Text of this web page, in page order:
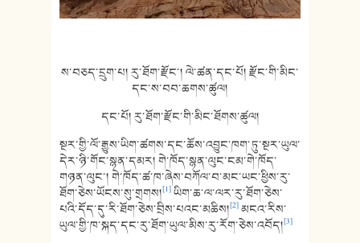
ས་བཅད་དྲུག་པ། རུ་ཐོག་རྫོང་། ལེ་ཚན་དང་པོ། རྫོང་གི་མིང་
དང་ས་བབ་ཆགས་ཚུལ།
དང་པོ། རུ་ཐོག་རྫོང་གི་མིང་ཐོགས་ཚུལ།
སྔར་གྱི་ལོ་རྒྱུས་ཡིག་ཚགས་དང་ཆོས་འབྱུང་ཁག་ཏུ་སྔར་ཡུལ་
དེར་ཉི་གོང་སྙན་དམར། གེ་ཁོད་སྙན་ལུང་ངམ་གེ་ཁོད་
གཉན་ལུང་། གེ་ཁོད་ཚ་ཁ་ཞེས་བཀོལ་བ་མང་ཡང་ཕྱིས་རུ་
ཐོག་ཅེས་ཡོངས་སུ་གྲགས།[1]ཡིག་ཆ་ལ་ལར་རུ་ཐོག་ཅེས་
པའི་དོད་དུ་རི་ཐོག་ཅེས་བྲིས་པའང་མཆིས།[2]མངའ་རིས་
ཡུལ་གྱི་ཁ་སྐད་དང་རུ་ཐོག་ཡུལ་མིས་རུ་རོག་ཅེས་འབོད།[3]